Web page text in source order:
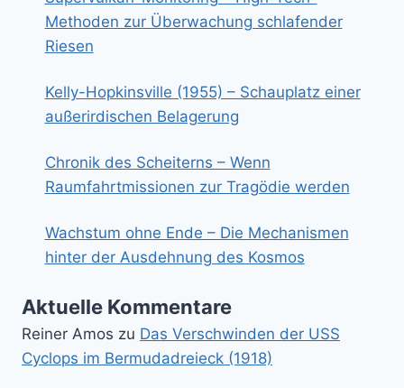
Methoden zur Überwachung schlafender
Riesen
Kelly-Hopkinsville (1955) – Schauplatz einer
außerirdischen Belagerung
Chronik des Scheiterns – Wenn
Raumfahrtmissionen zur Tragödie werden
Wachstum ohne Ende – Die Mechanismen
hinter der Ausdehnung des Kosmos
Aktuelle Kommentare
Reiner Amos zu Das Verschwinden der USS
Cyclops im Bermudadreieck (1918)